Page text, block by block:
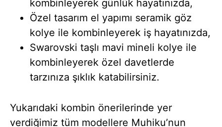
kombinleyerek günlük hayatınızda,
Özel tasarım el yapımı seramik göz
kolye ile kombinleyerek iş hayatınızda,
Swarovski taşlı mavi mineli kolye ile
kombinleyerek özel davetlerde
tarzınıza şıklık katabilirsiniz.
Yukarıdaki kombin önerilerinde yer
verdiğimiz tüm modellere Muhiku’nun